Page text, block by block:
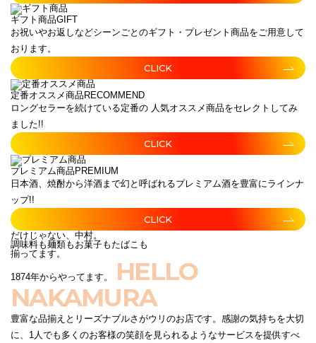
ギフト商品GIFT
お祝いやお返しなどシーンごとのギフト・プレゼント商品をご用意して
おります。
CLICK
定番オススメ商品 RECOMMEND
ロングセラーを続けている定番の 人気オススメ商品をセレクトしてみ
ました!!
CLICK
プレミアム商品 PREMIUM
日本酒、焼酎から洋酒まで幻と呼ばれるプレミアム酒を豊富にラインナ
ップ!!
CLICK
だけじゃない、中村。
調味料も麺類もお菓子もたばこも
揃ってます。
1874年からやってます。
HELLO
NAKAMURA
豊富な品揃えとリーズナブルさがウリのお店です。感謝の気持ちを大切
に、1人でも多くのお客様の笑顔を見られるようなサービスを提供すべ